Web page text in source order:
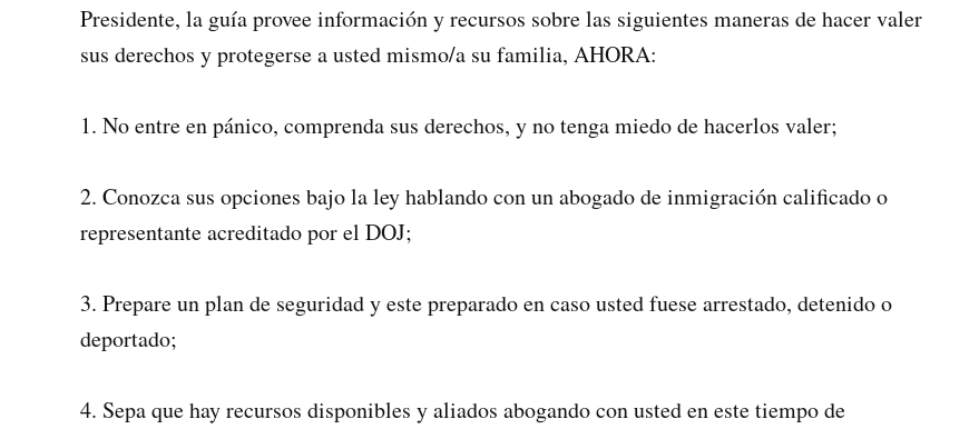
Presidente, la guía provee información y recursos sobre las siguientes maneras de hacer valer
sus derechos y protegerse a usted mismo/a su familia, AHORA:
1. No entre en pánico, comprenda sus derechos, y no tenga miedo de hacerlos valer;
2. Conozca sus opciones bajo la ley hablando con un abogado de inmigración calificado o
representante acreditado por el DOJ;
3. Prepare un plan de seguridad y este preparado en caso usted fuese arrestado, detenido o
deportado;
4. Sepa que hay recursos disponibles y aliados abogando con usted en este tiempo de